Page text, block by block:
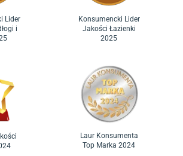
Lider
i
Konsumencki Lider
Jakości Łazienki
2025
Laur Konsumenta
Top Marka 2024